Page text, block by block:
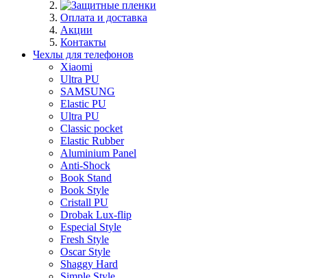
Оплата и доставка
Акции
Контакты
Чехлы для телефонов
Xiaomi
Ultra PU
SAMSUNG
Elastic PU
Ultra PU
Classic pocket
Elastic Rubber
Aluminium Panel
Anti-Shock
Book Stand
Book Style
Cristall PU
Drobak Lux-flip
Especial Style
Fresh Style
Oscar Style
Shaggy Hard